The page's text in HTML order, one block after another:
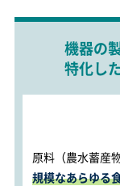
機器の
特化し
原料（農水蓄産
規模なあらゆる